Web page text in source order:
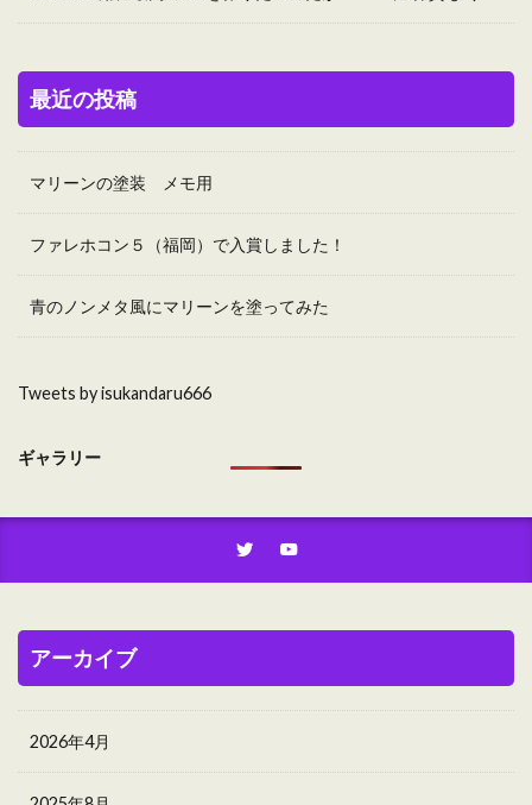
最近の投稿
マリーンの塗装 メモ用
ファレホコン５（福岡）で入賞しました！
青のノンメタ風にマリーンを塗ってみた
Tweets by isukandaru666
ギャラリー
アーカイブ
2026年4月